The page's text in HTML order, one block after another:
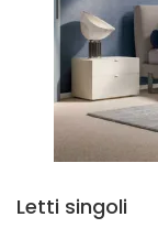
Letti singoli